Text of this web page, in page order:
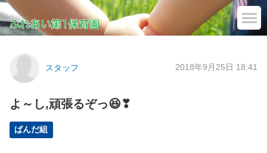
スタッフ 2018年9月25日 18:41
よ～し,頑張るぞっ😆❣
ぱんだ組